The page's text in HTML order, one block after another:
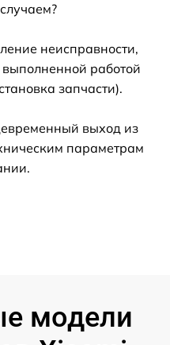
неисправности,
работой
запчасти).
выход из
параметрам
модели